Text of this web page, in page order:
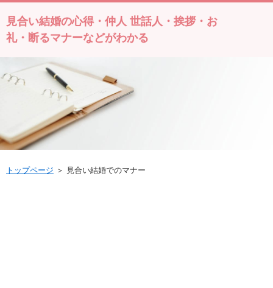
見合い結婚の心得・仲人 世話人・挨拶・お
礼・断るマナーなどがわかる
トップページ ＞ 見合い結婚でのマナー